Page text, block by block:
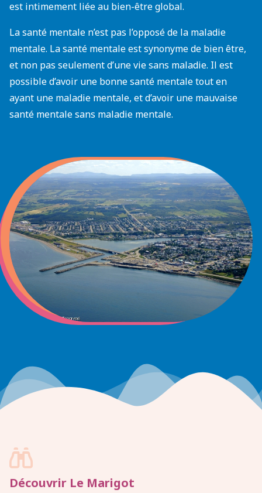
est intimement liée au bien-être global.
La santé mentale n’est pas l’opposé de la maladie
mentale. La santé mentale est synonyme de bien être,
et non pas seulement d’une vie sans maladie. Il est
possible d’avoir une bonne santé mentale tout en
ayant une maladie mentale, et d’avoir une mauvaise
santé mentale sans maladie mentale.

Découvrir Le Marigot